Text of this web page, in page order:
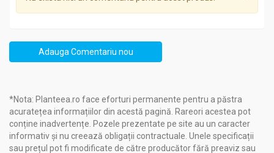
Adauga Comentariu nou
*Nota: Planteea.ro face eforturi permanente pentru a păstra
acuratețea informațiilor din acestă pagină. Rareori acestea pot
conține inadvertențe. Pozele prezentate pe site au un caracter
informativ și nu creează obligații contractuale. Unele specificații
sau prețul pot fi modificate de către producător fără preaviz sau